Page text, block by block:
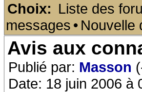
Choix: Liste des
messages • Nouvelle
Avis aux
Publié par: Masson
Date: 18 juin 2006 à